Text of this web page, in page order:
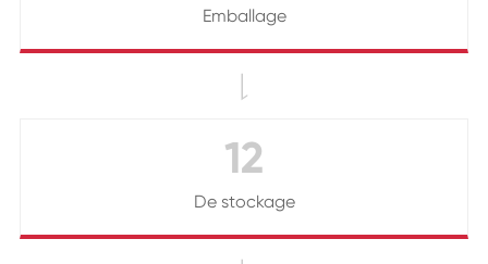
Emballage

12
De stockage